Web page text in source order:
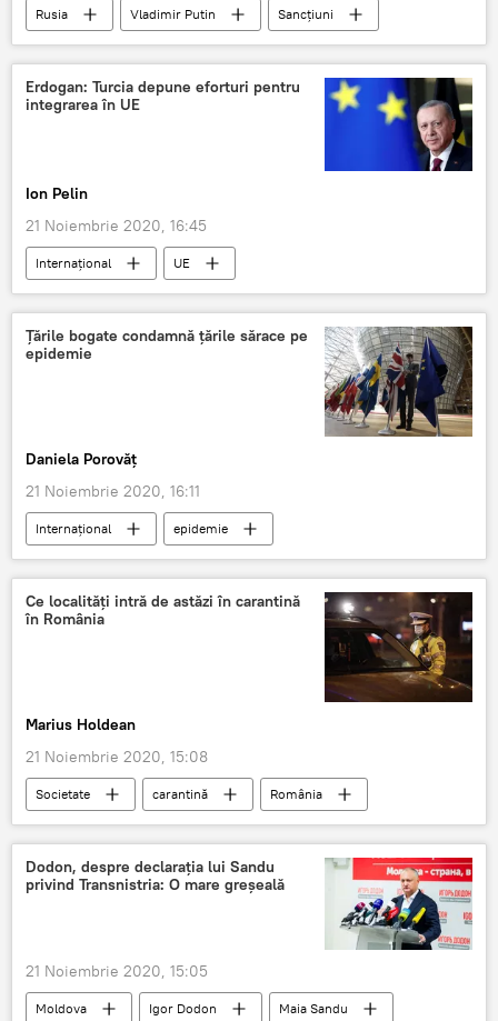
Rusia Vladimir Putin Sancțiuni
Erdogan: Turcia depune eforturi pentru
integrarea în UE
Ion Pelin
21 Noiembrie 2020, 16:45
Internaţional
UE
Recep Tayyip Erdogan
Țările bogate condamnă țările sărace pe
epidemie
Daniela Porovăț
21 Noiembrie 2020, 16:11
Internaţional epidemie
Ce localități intră de astăzi în carantină
în România
Marius Holdean
21 Noiembrie 2020, 15:08
Societate carantină România
Dodon, despre declarația lui Sandu
privind Transnistria: O mare greșeală
21 Noiembrie 2020, 15:05
Moldova Igor Dodon Maia Sandu